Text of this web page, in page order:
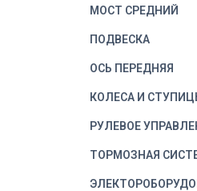
МОСТ СРЕДНИЙ
ПОДВЕСКА
ОСЬ ПЕРЕДНЯЯ
КОЛЕСА И
РУЛЕВОЕ
ТОРМОЗНАЯ